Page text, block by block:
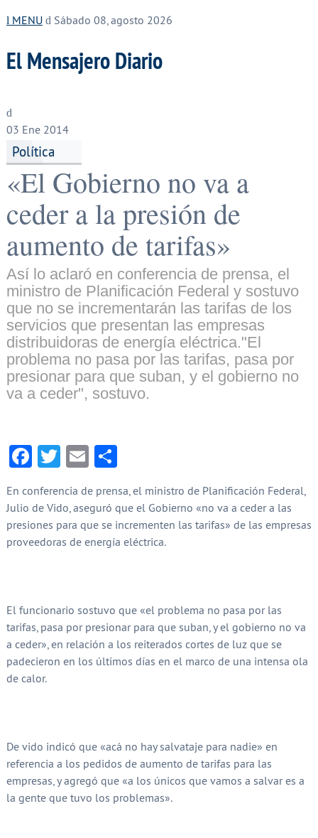
MENU Sábado 08, agosto 2026
El Mensajero Diario
03 Ene 2014
Política
«El Gobierno no va a
ceder a la presión de
aumento de tarifas»
Así lo aclaró en conferencia de prensa, el
ministro de Planificación Federal y sostuvo
que no se incrementarán las tarifas de los
servicios que presentan las empresas
distribuidoras de energía eléctrica."El
problema no pasa por las tarifas, pasa por
presionar para que suban, y el gobierno no
va a ceder", sostuvo.
Facebook
Twitter
EmailCompartir
En conferencia de prensa, el ministro de Planificación Federal,
Julio de Vido, aseguró que el Gobierno «no va a ceder a las
presiones para que se incrementen las tarifas» de las empresas
proveedoras de energía eléctrica.
El funcionario sostuvo que «el problema no pasa por las
tarifas, pasa por presionar para que suban, y el gobierno no va
a ceder», en relación a los reiterados cortes de luz que se
padecieron en los últimos días en el marco de una intensa ola
de calor.
De vido indicó que «acá no hay salvataje para nadie» en
referencia a los pedidos de aumento de tarifas para las
empresas, y agregó que «a los únicos que vamos a salvar es a
la gente que tuvo los problemas».